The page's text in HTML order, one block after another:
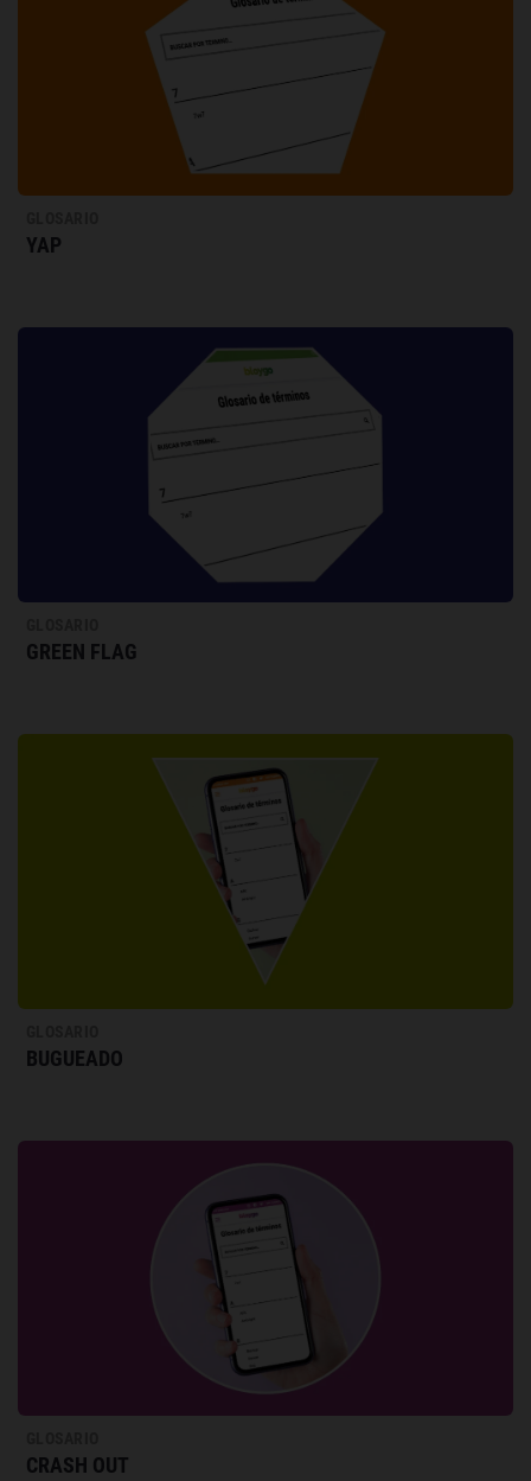
YAP
GREEN FLAG
BUGUEADO
CRASH OUT